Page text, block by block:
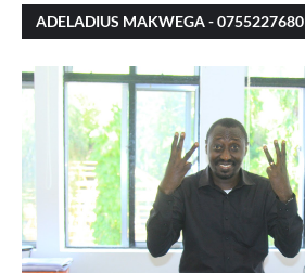
ADELADIUS MAKWEGA - 0755227680